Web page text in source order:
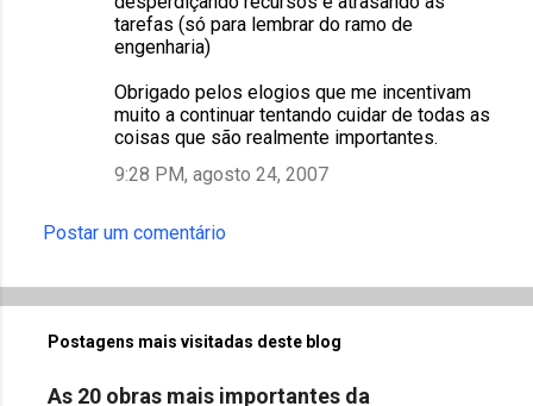
tarefas (só para lembrar do ramo de
engenharia)
Obrigado pelos elogios que me incentivam
muito a continuar tentando cuidar de todas as
coisas que são realmente importantes.
9:28 PM, agosto 24, 2007
Postar um comentário
Postagens mais visitadas deste blog
As 20 obras mais importantes da